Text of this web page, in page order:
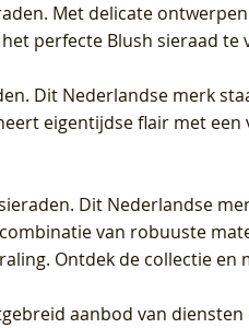
Met delicate
perfecte Blush sieraad te
Dit Nederlandse merk
eigentijdse flair met
Dit Nederlandse
van robuuste
Ontdek de collectie en
aanbod van